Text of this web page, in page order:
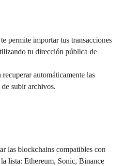
permite importar tus transacciones
tu dirección pública de
automáticamente las
de subir archivos.
las blockchains compatibles con
lista: Ethereum, Sonic, Binance